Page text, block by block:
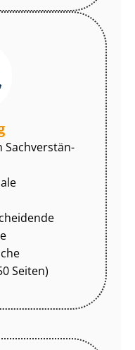
Sach­ver­stän­
Seiten)